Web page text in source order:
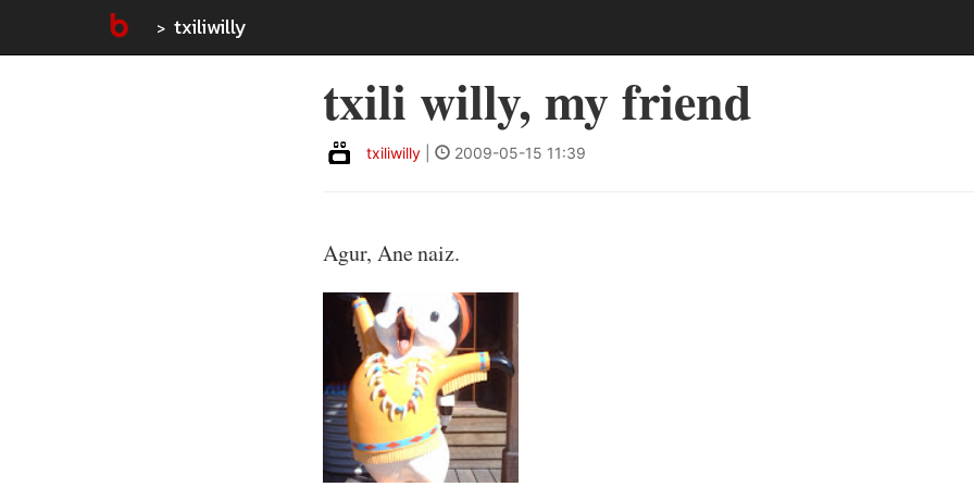
txiliwilly
txili willy, my friend
txiliwilly 2009-05-15 11:39
Agur, Ane naiz.